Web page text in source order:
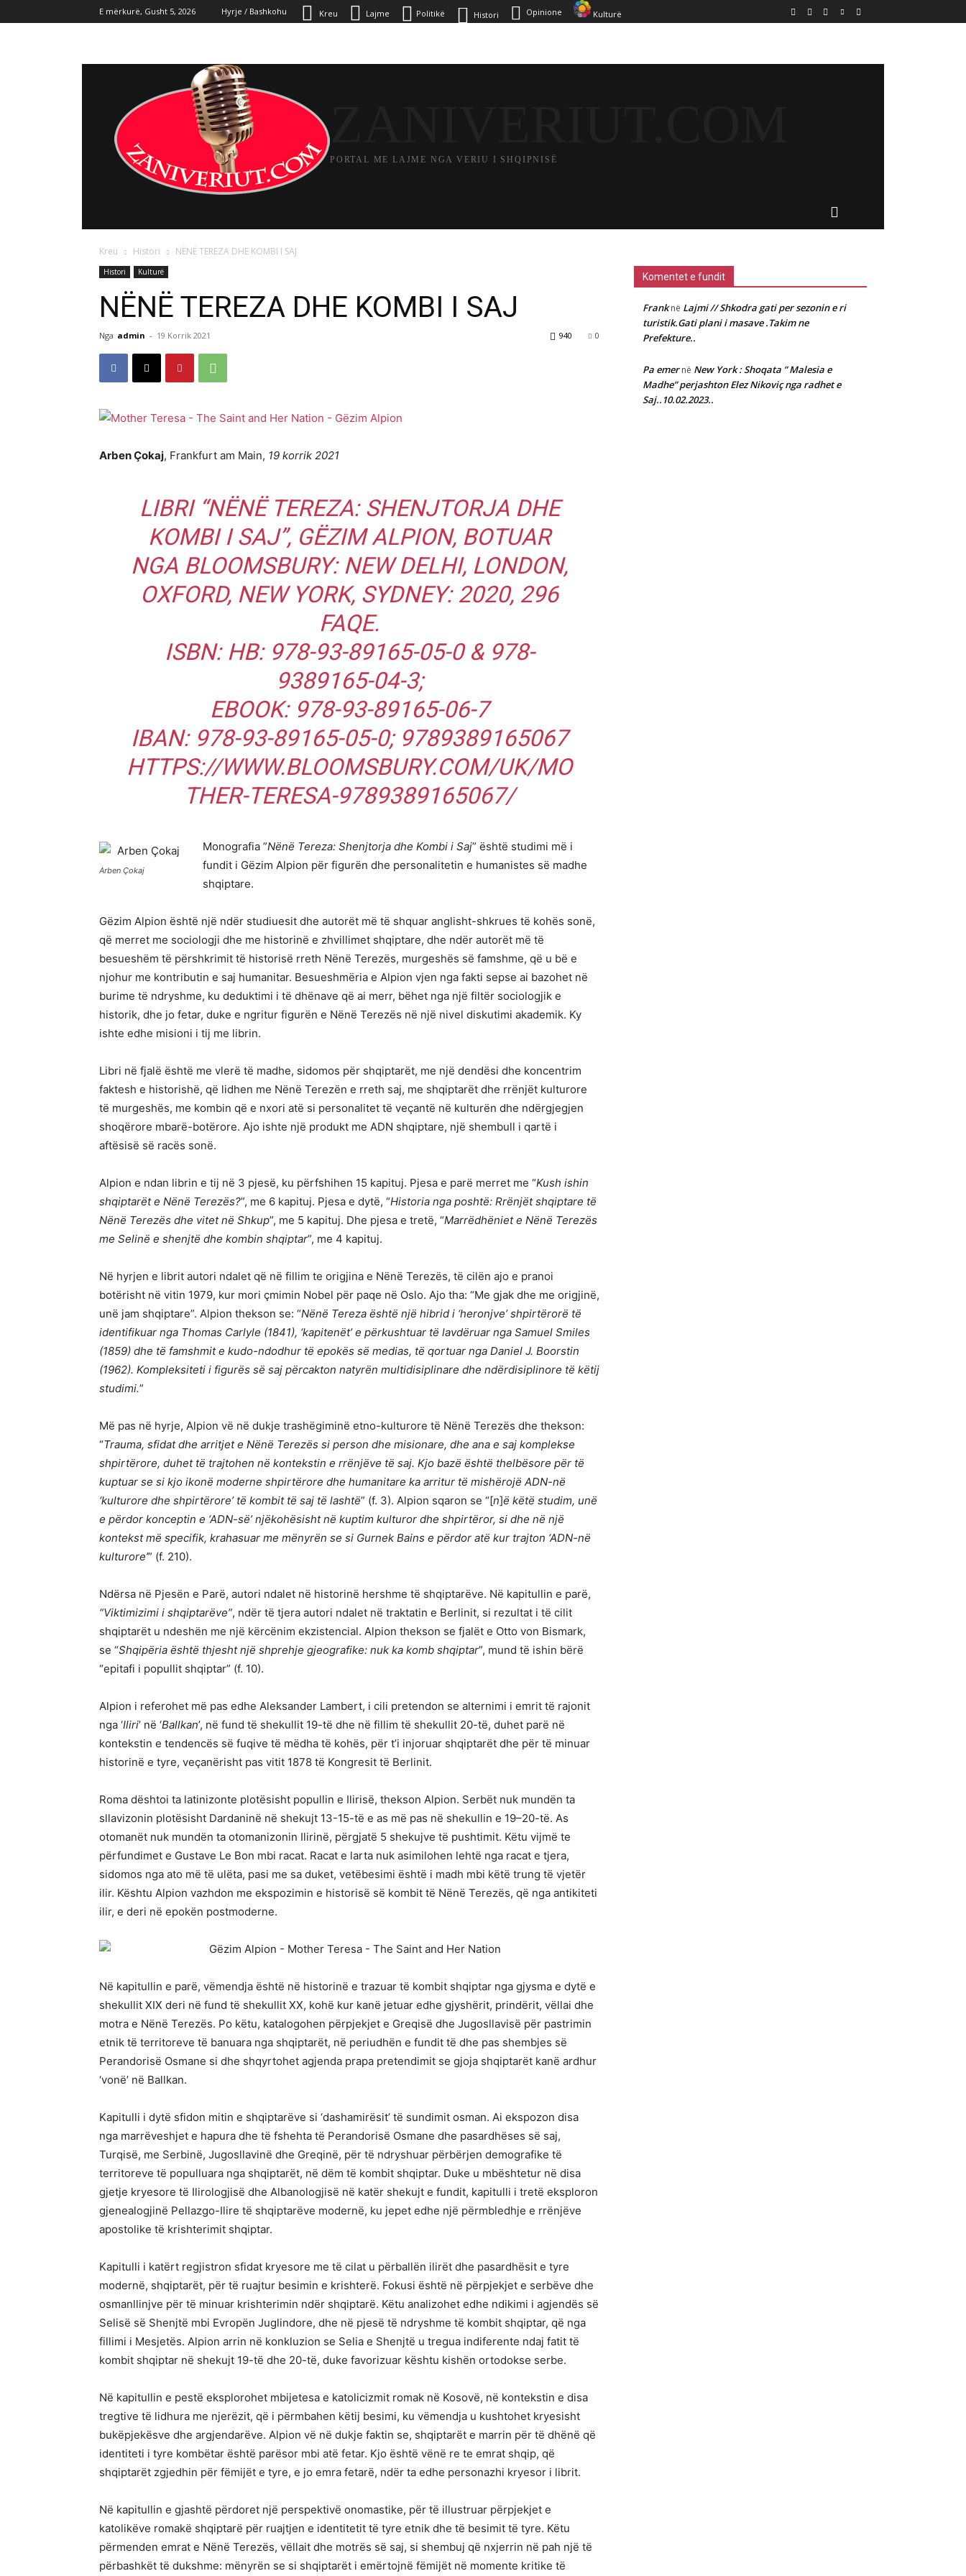
E mërkurë, Gusht 5, 2026 Hyrje / Bashkohu Kreu Lajme Politikë Histori Opinione Kulturë
PORTAL ME LAJME NGA VERIU I SHQIPNISË
Kreu Histori NËNË TEREZA DHE KOMBI I SAJ
Histori Kulturë
NËNË TEREZA DHE KOMBI I SAJ
Nga admin - 19 Korrik 2021 0
940
Arben Çokaj, Frankfurt am Main, 19 korrik 2021
LIBRI “NËNË TEREZA: SHENJTORJA DHE
KOMBI I SAJ”, GËZIM ALPION, BOTUAR
NGA BLOOMSBURY: NEW DELHI, LONDON,
OXFORD, NEW YORK, SYDNEY: 2020, 296
FAQE.
ISBN: HB: 978-93-89165-05-0 & 978-
9389165-04-3;
EBOOK: 978-93-89165-06-7
IBAN: 978-93-89165-05-0; 9789389165067
HTTPS://WWW.BLOOMSBURY.COM/UK/MO
THER-TERESA-9789389165067/
Arben Çokaj
Monografia ”Nënë Tereza: Shenjtorja dhe Kombi i Saj” është studimi më i
fundit i Gëzim Alpion për figurën dhe personalitetin e humanistes së madhe
shqiptare.
Gëzim Alpion është një ndër studiuesit dhe autorët më të shquar anglisht-shkrues të kohës sonë,
që merret me sociologji dhe me historinë e zhvillimet shqiptare, dhe ndër autorët më të
besueshëm të përshkrimit të historisë rreth Nënë Terezës, murgeshës së famshme, që u bë e
njohur me kontributin e saj humanitar. Besueshmëria e Alpion vjen nga fakti sepse ai bazohet në
burime të ndryshme, ku deduktimi i të dhënave që ai merr, bëhet nga një filtër sociologjik e
historik, dhe jo fetar, duke e ngritur figurën e Nënë Terezës në një nivel diskutimi akademik. Ky
ishte edhe misioni i tij me librin.
Libri në fjalë është me vlerë të madhe, sidomos për shqiptarët, me një dendësi dhe koncentrim
faktesh e historishë, që lidhen me Nënë Terezën e rreth saj, me shqiptarët dhe rrënjët kulturore
të murgeshës, me kombin që e nxori atë si personalitet të veçantë në kulturën dhe ndërgjegjen
shoqërore mbarë-botërore. Ajo ishte një produkt me ADN shqiptare, një shembull i qartë i
aftësisë së racës sonë.
Alpion e ndan librin e tij në 3 pjesë, ku përfshihen 15 kapituj. Pjesa e parë merret me “Kush ishin
shqiptarët e Nënë Terezës?”, me 6 kapituj. Pjesa e dytë, “Historia nga poshtë: Rrënjët shqiptare të
Nënë Terezës dhe vitet në Shkup”, me 5 kapituj. Dhe pjesa e tretë, “Marrëdhëniet e Nënë Terezës
me Selinë e shenjtë dhe kombin shqiptar”, me 4 kapituj.
Në hyrjen e librit autori ndalet që në fillim te origjina e Nënë Terezës, të cilën ajo e pranoi
botërisht në vitin 1979, kur mori çmimin Nobel për paqe në Oslo. Ajo tha: “Me gjak dhe me origjinë,
unë jam shqiptare”. Alpion thekson se: “Nënë Tereza është një hibrid i ‘heronjve’ shpirtërorë të
identifikuar nga Thomas Carlyle (1841), ‘kapitenët’ e përkushtuar të lavdëruar nga Samuel Smiles
(1859) dhe të famshmit e kudo-ndodhur të epokës së medias, të qortuar nga Daniel J. Boorstin
(1962). Kompleksiteti i figurës së saj përcakton natyrën multidisiplinare dhe ndërdisiplinore të këtij
studimi.”
Më pas në hyrje, Alpion vë në dukje trashëgiminë etno-kulturore të Nënë Terezës dhe thekson:
“Trauma, sfidat dhe arritjet e Nënë Terezës si person dhe misionare, dhe ana e saj komplekse
shpirtërore, duhet të trajtohen në kontekstin e rrënjëve të saj. Kjo bazë është thelbësore për të
kuptuar se si kjo ikonë moderne shpirtërore dhe humanitare ka arritur të mishërojë ADN-në
‘kulturore dhe shpirtërore’ të kombit të saj të lashtë” (f. 3). Alpion sqaron se “[n]ë këtë studim, unë
e përdor konceptin e ‘ADN-së’ njëkohësisht në kuptim kulturor dhe shpirtëror, si dhe në një
kontekst më specifik, krahasuar me mënyrën se si Gurnek Bains e përdor atë kur trajton ‘ADN-në
kulturore’” (f. 210).
Ndërsa në Pjesën e Parë, autori ndalet në historinë hershme të shqiptarëve. Në kapitullin e parë,
“Viktimizimi i shqiptarëve”, ndër të tjera autori ndalet në traktatin e Berlinit, si rezultat i të cilit
shqiptarët u ndeshën me një kërcënim ekzistencial. Alpion thekson se fjalët e Otto von Bismark,
se “Shqipëria është thjesht një shprehje gjeografike: nuk ka komb shqiptar”, mund të ishin bërë
“epitafi i popullit shqiptar” (f. 10).
Alpion i referohet më pas edhe Aleksander Lambert, i cili pretendon se alternimi i emrit të rajonit
nga ‘Iliri’ në ‘Ballkan’, në fund të shekullit 19-të dhe në fillim të shekullit 20-të, duhet parë në
kontekstin e tendencës së fuqive të mëdha të kohës, për t’i injoruar shqiptarët dhe për të minuar
historinë e tyre, veçanërisht pas vitit 1878 të Kongresit të Berlinit.
Roma dështoi ta latinizonte plotësisht popullin e Ilirisë, thekson Alpion. Serbët nuk mundën ta
sllavizonin plotësisht Dardaninë në shekujt 13-15-të e as më pas në shekullin e 19–20-të. As
otomanët nuk mundën ta otomanizonin Ilirinë, përgjatë 5 shekujve të pushtimit. Këtu vijmë te
përfundimet e Gustave Le Bon mbi racat. Racat e larta nuk asimilohen lehtë nga racat e tjera,
sidomos nga ato më të ulëta, pasi me sa duket, vetëbesimi është i madh mbi këtë trung të vjetër
ilir. Kështu Alpion vazhdon me ekspozimin e historisë së kombit të Nënë Terezës, që nga antikiteti
ilir, e deri në epokën postmoderne.
Në kapitullin e parë, vëmendja është në historinë e trazuar të kombit shqiptar nga gjysma e dytë e
shekullit XIX deri në fund të shekullit XX, kohë kur kanë jetuar edhe gjyshërit, prindërit, vëllai dhe
motra e Nënë Terezës. Po këtu, katalogohen përpjekjet e Greqisë dhe Jugosllavisë për pastrimin
etnik të territoreve të banuara nga shqiptarët, në periudhën e fundit të dhe pas shembjes së
Perandorisë Osmane si dhe shqyrtohet agjenda prapa pretendimit se gjoja shqiptarët kanë ardhur
‘vonë’ në Ballkan.
Kapitulli i dytë sfidon mitin e shqiptarëve si ‘dashamirësit’ të sundimit osman. Ai ekspozon disa
nga marrëveshjet e hapura dhe të fshehta të Perandorisë Osmane dhe pasardhëses së saj,
Turqisë, me Serbinë, Jugosllavinë dhe Greqinë, për të ndryshuar përbërjen demografike të
territoreve të populluara nga shqiptarët, në dëm të kombit shqiptar. Duke u mbështetur në disa
gjetje kryesore të Ilirologjisë dhe Albanologjisë në katër shekujt e fundit, kapitulli i tretë eksploron
gjenealogjinë Pellazgo-Ilire të shqiptarëve modernë, ku jepet edhe një përmbledhje e rrënjëve
apostolike të krishterimit shqiptar.
Kapitulli i katërt regjistron sfidat kryesore me të cilat u përballën ilirët dhe pasardhësit e tyre
modernë, shqiptarët, për të ruajtur besimin e krishterë. Fokusi është në përpjekjet e serbëve dhe
osmanllinjve për të minuar krishterimin ndër shqiptarë. Këtu analizohet edhe ndikimi i agjendës së
Selisë së Shenjtë mbi Evropën Juglindore, dhe në pjesë të ndryshme të kombit shqiptar, që nga
fillimi i Mesjetës. Alpion arrin në konkluzion se Selia e Shenjtë u tregua indiferente ndaj fatit të
kombit shqiptar në shekujt 19-të dhe 20-të, duke favorizuar kështu kishën ortodokse serbe.
Në kapitullin e pestë eksplorohet mbijetesa e katolicizmit romak në Kosovë, në kontekstin e disa
tregtive të lidhura me njerëzit, që i përmbahen këtij besimi, ku vëmendja u kushtohet kryesisht
bukëpjekësve dhe argjendarëve. Alpion vë në dukje faktin se, shqiptarët e marrin për të dhënë që
identiteti i tyre kombëtar është parësor mbi atë fetar. Kjo është vënë re te emrat shqip, që
shqiptarët zgjedhin për fëmijët e tyre, e jo emra fetarë, ndër ta edhe personazhi kryesor i librit.
Në kapitullin e gjashtë përdoret një perspektivë onomastike, për të illustruar përpjekjet e
katolikëve romakë shqiptarë për ruajtjen e identitetit të tyre etnik dhe të besimit të tyre. Këtu
përmenden emrat e Nënë Terezës, vëllait dhe motrës së saj, si shembuj që nxjerrin në pah një të
përbashkët të dukshme: mënyrën se si shqiptarët i emërtojnë fëmijët në momente kritike të
Komentet e fundit
Franknë Lajmi // Shkodra gati per sezonin e ri
turistik.Gati plani i masave .Takim ne
Prefekture..
Pa emernë New York : Shoqata ” Malesia e
Madhe” perjashton Elez Nikoviç nga radhet e
Saj..10.02.2023..